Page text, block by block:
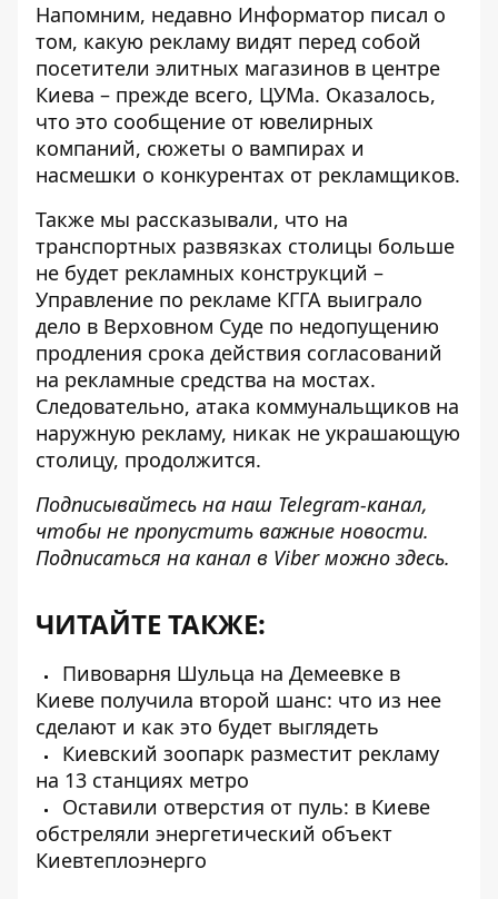
Напомним, недавно Информатор писал о
том, какую рекламу видят перед собой
посетители элитных магазинов в центре
Киева – прежде всего, ЦУМа. Оказалось,
что это сообщение от ювелирных
компаний, сюжеты о вампирах и
насмешки о конкурентах от рекламщиков.
Также мы рассказывали, что на
транспортных развязках столицы больше
не будет рекламных конструкций –
Управление по рекламе КГГА выиграло
дело в Верховном Суде по недопущению
продления срока действия согласований
на рекламные средства на мостах.
Следовательно, атака коммунальщиков на
наружную рекламу, никак не украшающую
столицу, продолжится.
Подписывайтесь на наш Telegram-канал,
чтобы не пропустить важные новости.
Подписаться на канал в Viber можно здесь.
ЧИТАЙТЕ ТАКЖЕ:
Пивоварня Шульца на Демеевке в
Киеве получила второй шанс: что из нее
сделают и как это будет выглядеть
Киевский зоопарк разместит рекламу
на 13 станциях метро
Оставили отверстия от пуль: в Киеве
обстреляли энергетический объект
Киевтеплоэнерго